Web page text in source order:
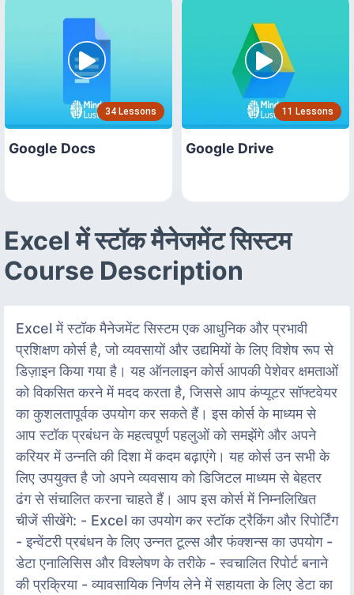
34 Lessons
Google Docs
11 Lessons
Google Drive
Excel में स्टॉक मैनेजमेंट सिस्टम
Course Description
Excel में स्टॉक मैनेजमेंट सिस्टम एक आधुनिक और प्रभावी
प्रशिक्षण कोर्स है, जो व्यवसायों और उद्यमियों के लिए विशेष रूप से
डिज़ाइन किया गया है। यह ऑनलाइन कोर्स आपकी पेशेवर क्षमताओं
को विकसित करने में मदद करता है, जिससे आप कंप्यूटर सॉफ्टवेयर
का कुशलतापूर्वक उपयोग कर सकते हैं। इस कोर्स के माध्यम से
आप स्टॉक प्रबंधन के महत्वपूर्ण पहलुओं को समझेंगे और अपने
करियर में उन्नति की दिशा में कदम बढ़ाएंगे। यह कोर्स उन सभी के
लिए उपयुक्त है जो अपने व्यवसाय को डिजिटल माध्यम से बेहतर
ढंग से संचालित करना चाहते हैं। आप इस कोर्स में निम्नलिखित
चीजें सीखेंगे: - Excel का उपयोग कर स्टॉक ट्रैकिंग और रिपोर्टिंग
- इन्वेंटरी प्रबंधन के लिए उन्नत टूल्स और फंक्शन्स का उपयोग -
डेटा एनालिसिस और विश्लेषण के तरीके - स्वचालित रिपोर्ट बनाने
की प्रक्रिया - व्यावसायिक निर्णय लेने में सहायता के लिए डेटा का